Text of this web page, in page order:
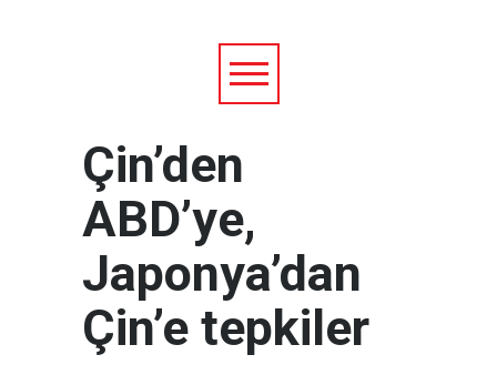
Çin’den
ABD’ye,
Japonya’dan
Çin’e tepkiler